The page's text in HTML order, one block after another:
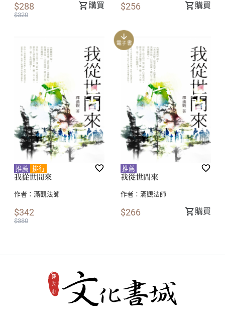
$288
$320
購買 $256 購買
推薦 排行
我從世間來
作者： 滿觀法師
$342
$380
電子書
推薦
我從世間來
作者： 滿觀法師
$266 購買